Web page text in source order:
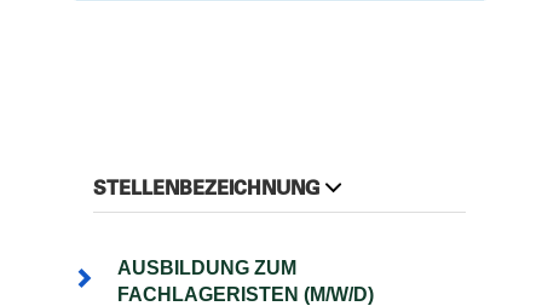
STELLENBEZEICHNUNG
AUSBILDUNG ZUM
FACHLAGERISTEN (M/W/D)